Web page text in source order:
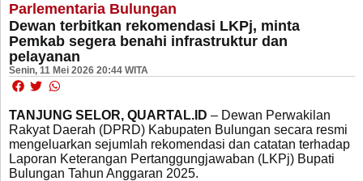
Parlementaria Bulungan
Dewan terbitkan rekomendasi LKPj, minta
Pemkab segera benahi infrastruktur dan
pelayanan
Senin, 11 Mei 2026 20:44 WITA
TANJUNG SELOR, QUARTAL.ID – Dewan Perwakilan
Rakyat Daerah (DPRD) Kabupaten Bulungan secara resmi
mengeluarkan sejumlah rekomendasi dan catatan terhadap
Laporan Keterangan Pertanggungjawaban (LKPj) Bupati
Bulungan Tahun Anggaran 2025.